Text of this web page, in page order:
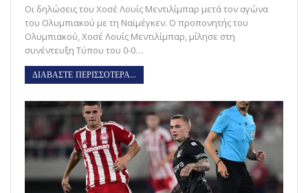
Οι δηλώσεις του Χοσέ Λουίς Μεντιλίμπαρ μετά τον αγώνα
του Ολυμπιακού με τη Ναϊμέγκεν. Ο προπονητής του
Ολυμπιακού, Χοσέ Λουίς Μεντιλίμπαρ, μίλησε στη
συνέντευξη Τύπου του 0-0…
ΔΙΑΒΑΣΤΕ ΠΕΡΙΣΣΟΤΕΡΑ...